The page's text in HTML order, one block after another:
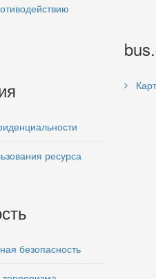
ресурса
безопасность